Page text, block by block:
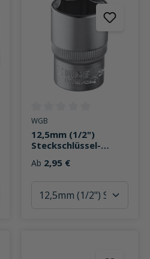
von 4 von 5 Sternen
Durchschnittliche Bewertung
WGB
12,5mm (1/2")
Steckschlüssel-
Ab 2,95 €